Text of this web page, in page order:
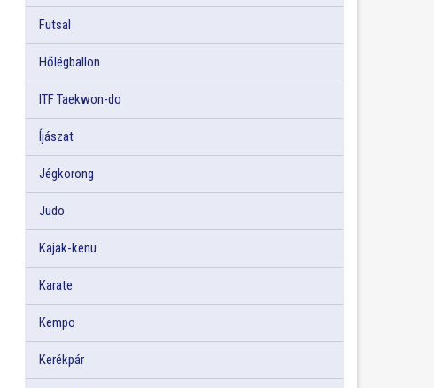
Futsal
Hőlégballon
ITF Taekwon-do
Íjászat
Jégkorong
Judo
Kajak-kenu
Karate
Kempo
Kerékpár